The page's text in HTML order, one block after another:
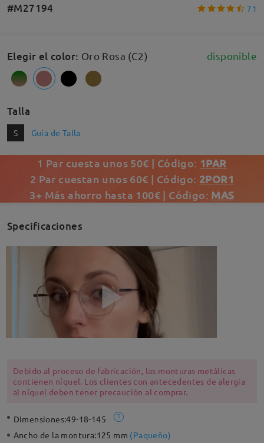
#M27194 71
Elegir el color: Oro Rosa (C2) disponible
Talla
S Guía de Talla
1 Par cuesta unos 50€ | Código: 1PAR
2 Par cuestan unos 60€ | Código: 2POR1
3+ Más ahorro hasta 100€ | Código: MAS
Specificaciones
Debido al proceso de fabricación, las monturas metálicas
contienen níquel. Los clientes con antecedentes de alergia
al níquel deben tener precaución al comprar.
Dimensiones:49-18-145
Ancho de la montura:125 mm (Paqueño)